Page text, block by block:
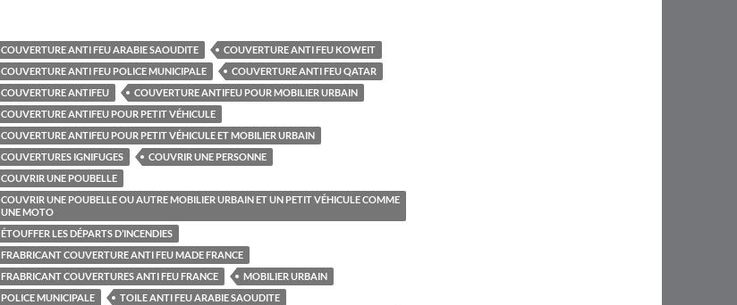
COUVERTURE ANTI FEU ARABIE SAOUDITE
COUVERTURE ANTI FEU KOWEIT
COUVERTURE ANTI FEU POLICE MUNICIPALE
COUVERTURE ANTI FEU QATAR
COUVERTURE ANTIFEU
COUVERTURE ANTIFEU POUR MOBILIER URBAIN
COUVERTURE ANTIFEU POUR PETIT VÉHICULE
COUVERTURE ANTIFEU POUR PETIT VÉHICULE ET MOBILIER URBAIN
COUVERTURES IGNIFUGES
COUVRIR UNE PERSONNE
COUVRIR UNE POUBELLE
COUVRIR UNE POUBELLE OU AUTRE MOBILIER URBAIN ET UN PETIT VÉHICULE COMME
UNE MOTO
ÉTOUFFER LES DÉPARTS D’INCENDIES
FRABRICANT COUVERTURE ANTI FEU MADE FRANCE
FRABRICANT COUVERTURES ANTI FEU FRANCE
MOBILIER URBAIN
POLICE MUNICIPALE
TOILE ANTI FEU ARABIE SAOUDITE